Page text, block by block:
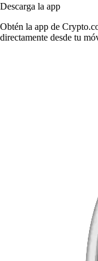
Descarga la app
Obtén la app de
directamente desde tu